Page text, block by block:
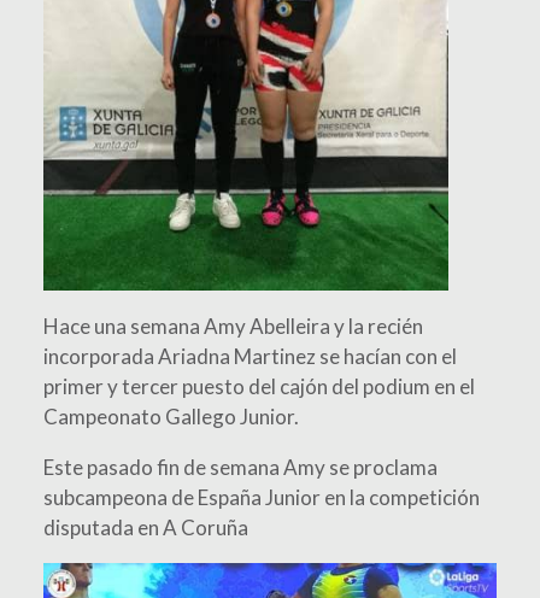
Hace una semana Amy Abelleira y la recién
incorporada Ariadna Martinez se hacían con el
primer y tercer puesto del cajón del podium en el
Campeonato Gallego Junior.
Este pasado fin de semana Amy se proclama
subcampeona de España Junior en la competición
disputada en A Coruña